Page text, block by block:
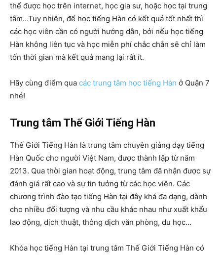
thể được học trên internet, học gia sư, hoặc học tại trung
tâm…Tuy nhiên, để học tiếng Hàn có kết quả tốt nhất thì
các học viên cần có người hướng dẫn, bởi nếu học tiếng
Hàn không liên tục và học miễn phí chắc chắn sẽ chỉ làm
tốn thời gian mà kết quả mang lại rất ít.
Hãy cùng điểm qua các trung tâm học tiếng Hàn ở Quận 7
nhé!
Trung tâm Thế Giới Tiếng Hàn
Thế Giới Tiếng Hàn là trung tâm chuyên giảng dạy tiếng
Hàn Quốc cho người Việt Nam, được thành lập từ năm
2013. Qua thời gian hoạt động, trung tâm đã nhận được sự
đánh giá rất cao và sự tin tưởng từ các học viên. Các
chương trình đào tạo tiếng Hàn tại đây khá đa dạng, dành
cho nhiều đối tượng và nhu cầu khác nhau như xuất khẩu
lao động, dịch thuật, thông dịch văn phòng, du học…
Khóa học tiếng Hàn tại trung tâm Thế Giới Tiếng Hàn có